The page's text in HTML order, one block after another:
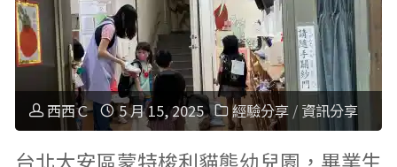
西西Ｃ 5 月 15, 2025 經驗分享 / 資訊分享